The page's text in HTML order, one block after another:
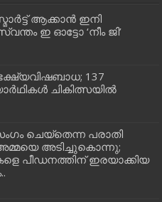
ആക്കാൻ ഇനി
ഇ ഓട്ടോ ‘നീം ജി’
137
ചികിത്സയിൽ
ചെയ്‌തെന്ന പരാതി
അടിച്ചുകൊന്നു;
പീഡനത്തിന് ഇരയാക്കിയ